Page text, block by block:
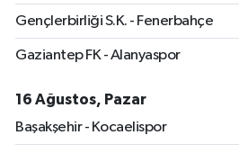
Gençlerbirliği S.K. - Fenerbahçe
Gaziantep FK - Alanyaspor
16 Ağustos, Pazar
Başakşehir - Kocaelispor